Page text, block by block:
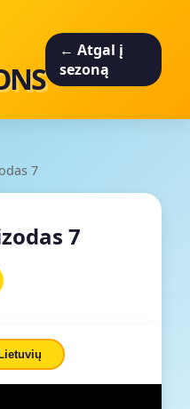
← Atgal į
sezoną
7
7
Lietuvių